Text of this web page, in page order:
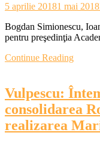
5 aprilie 20181 mai 2018
Bogdan Simionescu,
pentru preşedinţia
Continue Reading
Vulpescu:
consolidarea
realizarea